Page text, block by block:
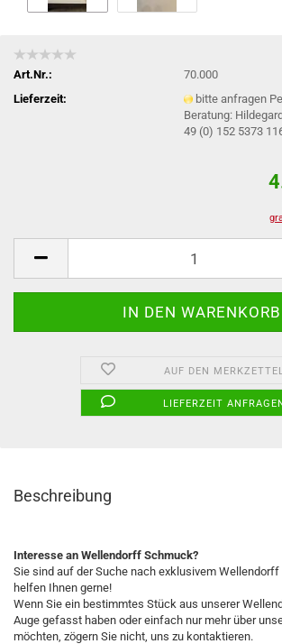
Art.Nr.:
70.000
Lieferzeit:
bitte anfragen
Beratung:
49 (0) 152 5373
AUF DEN
LIEFERZEIT
Beschreibung
Interesse an Wellendorff Schmuck?
Sie sind auf der Suche nach exklusivem
helfen Ihnen gerne!
Wenn Sie ein bestimmtes Stück aus unserer
Auge gefasst haben oder einfach nur mehr über
möchten, zögern Sie nicht, uns zu kontaktieren.